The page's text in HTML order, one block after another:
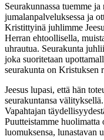
Seurakunnassa tuemme
jumalanpalveluksessa ja
Kristittyinä juhlimme
Herran ehtoollisella,
uhrautua. Seurakunta
joka suoritetaan
seurakunta on Kristuksen
Jeesus lupasi, että hän
seurakuntansa
Vapahtajan
Puutteistamme huolimatta
luomuksensa, lunastavan